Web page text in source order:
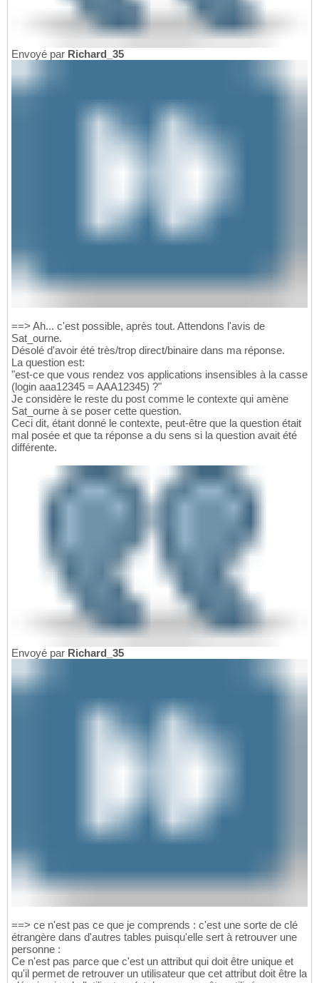
Envoyé par Richard_35
==> Ah... c'est possible, après tout. Attendons l'avis de
Sat_ourne.
Désolé d'avoir été très/trop direct/binaire dans ma réponse.
La question est:
"est-ce que vous rendez vos applications insensibles à la casse
(login aaa12345 = AAA12345) ?"
Je considère le reste du post comme le contexte qui amène
Sat_ourne à se poser cette question.
Ceci dit, étant donné le contexte, peut-être que la question était
mal posée et que ta réponse a du sens si la question avait été
différente.
Envoyé par Richard_35
==> ce n'est pas ce que je comprends : c'est une sorte de clé
étrangère dans d'autres tables puisqu'elle sert à retrouver une
personne :
Ce n'est pas parce que c'est un attribut qui doit être unique et
qu'il permet de retrouver un utilisateur que cet attribut doit être la